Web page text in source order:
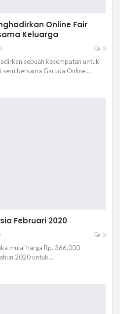
Online Fair
Keluarga
0
sebuah kesempatan untuk
seru bersama Garuda Online…
Februari 2020
0
mulai harga Rp. 366.000
2020 untuk…